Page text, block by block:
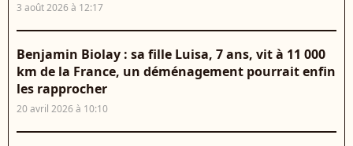
3 août 2026 à 12:17
Benjamin Biolay : sa fille Luisa, 7 ans, vit à 11 000
km de la France, un déménagement pourrait enfin
les rapprocher
20 avril 2026 à 10:10